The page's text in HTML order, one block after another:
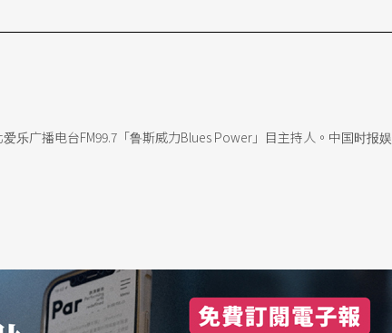
乐广播电台FM99.7「鲁斯威力Blues Power」目主持人。中国时报娱